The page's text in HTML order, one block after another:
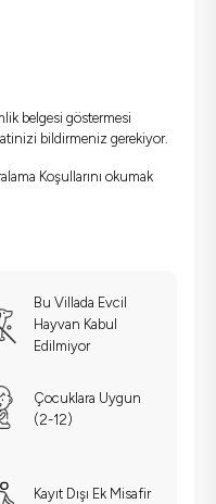
belgesi göstermesi
bildirmeniz gerekiyor.
Koşullarını okumak
Bu Villada Evcil
Hayvan Kabul
Edilmiyor
Çocuklara Uygun
(2-12)
Kayıt Dışı Ek Misafir